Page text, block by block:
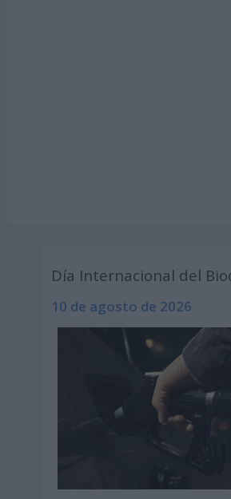
Día Internacional del
10 de agosto de 2026